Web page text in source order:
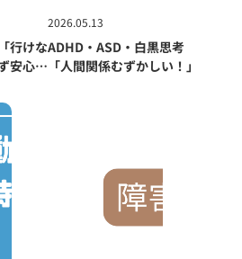
行けな
安心し
2026.05.13
ADHD・ASD・白黒思考
「人間関係むずかしい！」